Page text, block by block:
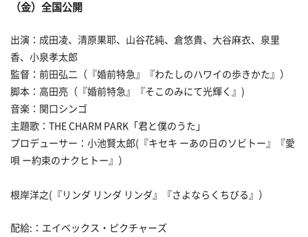
（金）全国公開
出演：成田凌、清原果耶、山谷花純、倉悠貴、大谷麻衣、泉里
香、小泉孝太郎
監督：前田弘二（『婚前特急』『わたしのハワイの歩きかた』）
脚本：高田亮（『婚前特急』『そこのみにて光輝く』)
音楽：関口シンゴ
主題歌：THE CHARM PARK「君と僕のうた」
プロデューサー：小池賢太郎(『キセキ ーあの日のソビトー』『愛
唄 ー約束のナクヒトー』）
根岸洋之(『リンダ リンダ リンダ』『さよならくちびる』）
配給:：エイベックス・ピクチャーズ